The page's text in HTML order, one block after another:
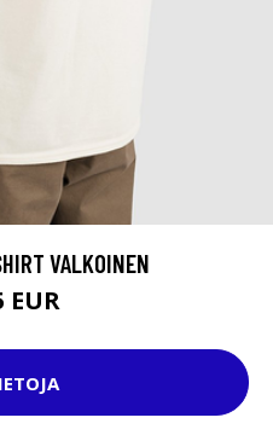
VALKOINEN
EUR